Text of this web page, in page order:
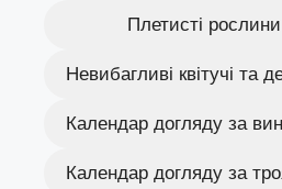
Плетисті
Невибагливі квітучі та
Календар догляду за
Календар догляду за